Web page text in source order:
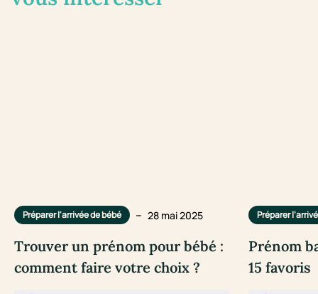
Préparer l'arrivée de bébé – 28 mai 2025
Trouver un prénom pour bébé :
comment faire votre choix ?
Préparer
Prénom
15 favoris